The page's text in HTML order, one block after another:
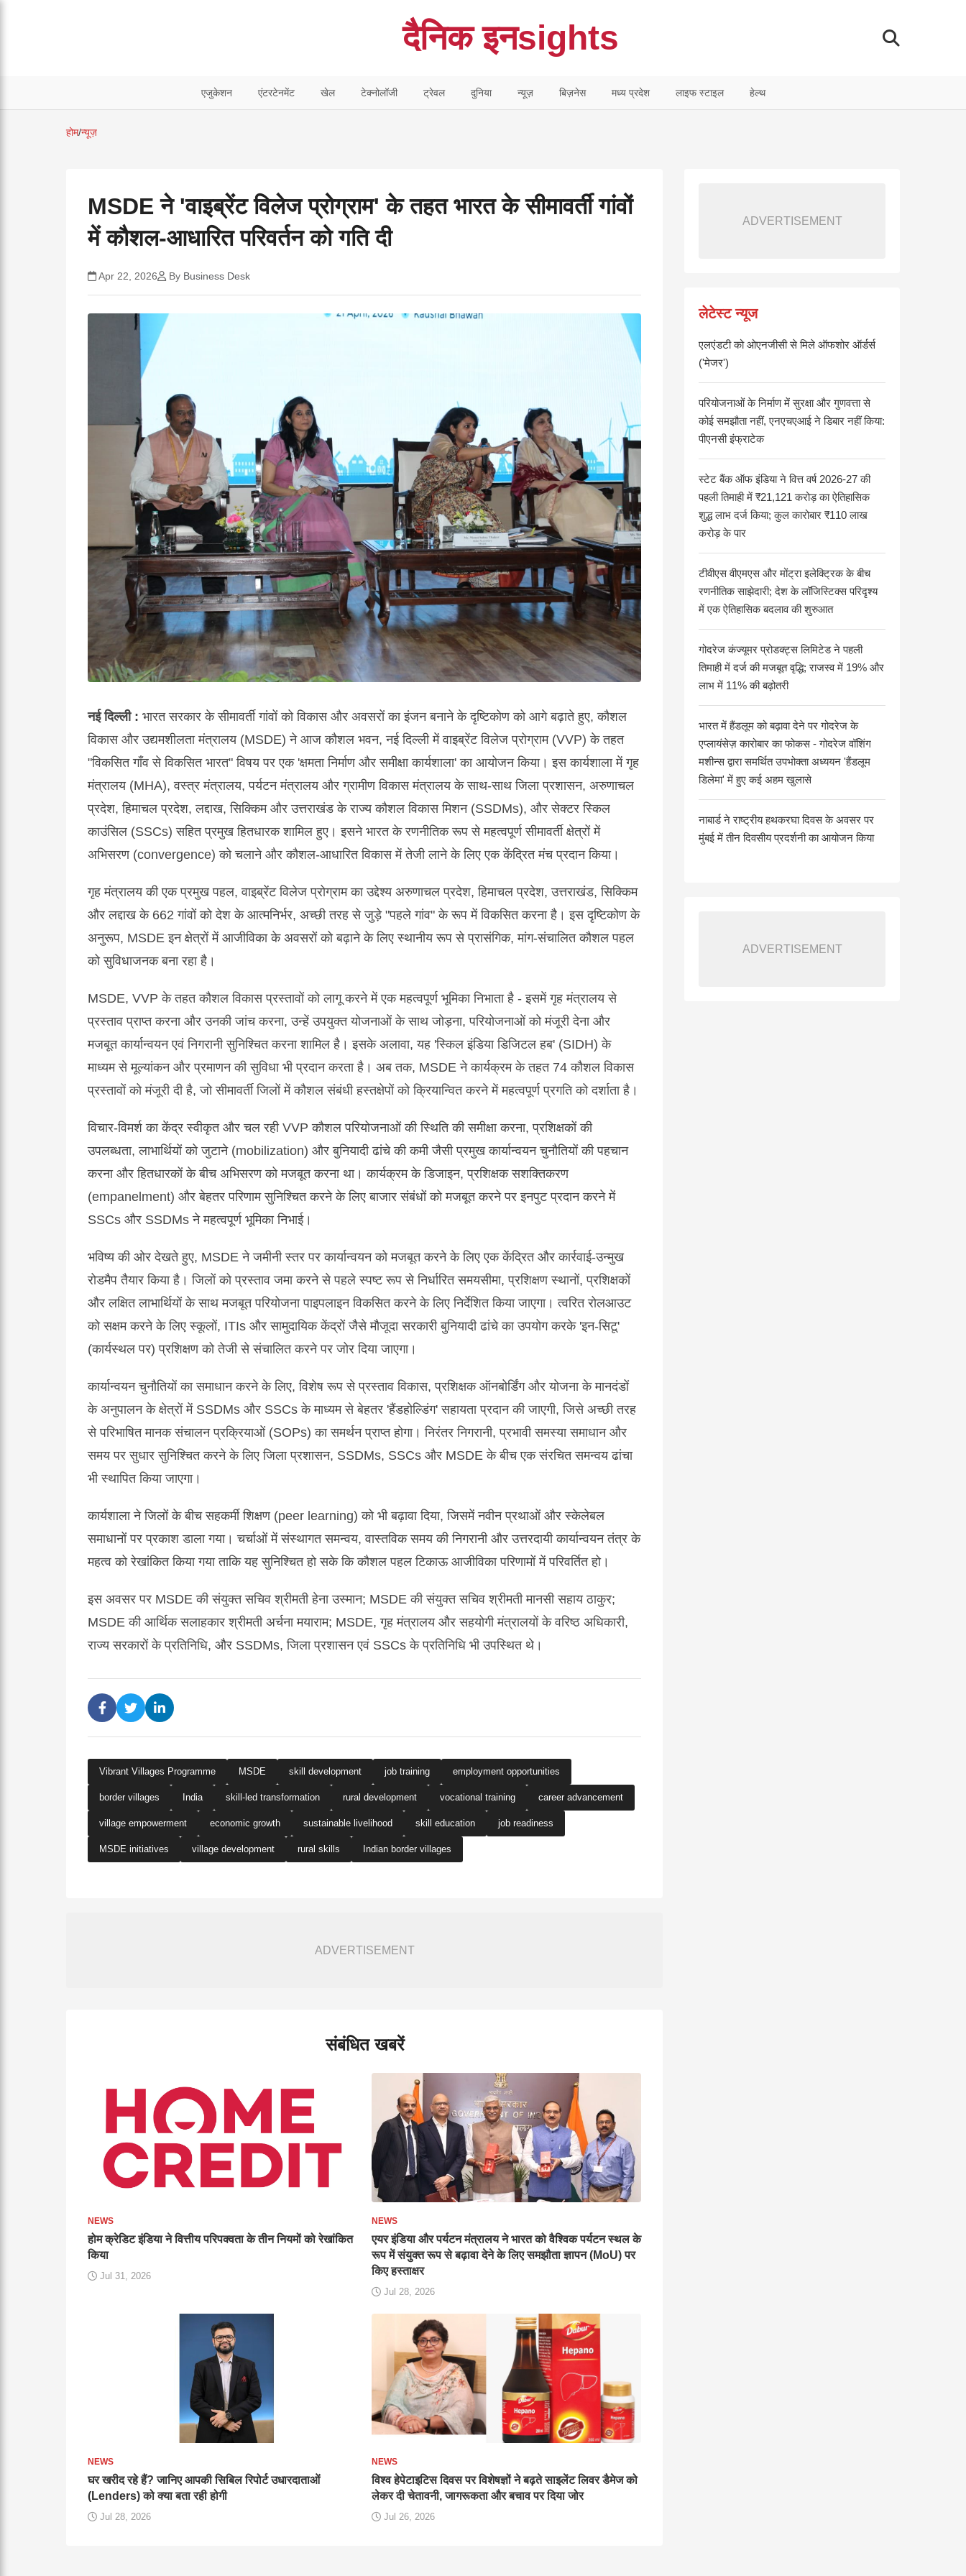
दैनिक इनsights
एजुकेशन एंटरटेनमेंट खेल टेक्नोलॉजी ट्रेवल दुनिया न्यूज़ बिज़नेस मध्य प्रदेश लाइफ स्टाइल हेल्थ
होम/न्यूज़
MSDE ने 'वाइब्रेंट विलेज प्रोग्राम' के तहत भारत के सीमावर्ती गांवों
में कौशल-आधारित परिवर्तन को गति दी
Apr 22, 2026 By Business Desk
नई दिल्ली : भारत सरकार के सीमावर्ती गांवों को विकास और अवसरों का इंजन बनाने के दृष्टिकोण को आगे बढ़ाते हुए, कौशल
विकास और उद्यमशीलता मंत्रालय (MSDE) ने आज कौशल भवन, नई दिल्ली में वाइब्रेंट विलेज प्रोग्राम (VVP) के तहत
"विकसित गाँव से विकसित भारत" विषय पर एक 'क्षमता निर्माण और समीक्षा कार्यशाला' का आयोजन किया। इस कार्यशाला में गृह
मंत्रालय (MHA), वस्त्र मंत्रालय, पर्यटन मंत्रालय और ग्रामीण विकास मंत्रालय के साथ-साथ जिला प्रशासन, अरुणाचल
प्रदेश, हिमाचल प्रदेश, लद्दाख, सिक्किम और उत्तराखंड के राज्य कौशल विकास मिशन (SSDMs), और सेक्टर स्किल
काउंसिल (SSCs) सहित प्रमुख हितधारक शामिल हुए। इसने भारत के रणनीतिक रूप से महत्वपूर्ण सीमावर्ती क्षेत्रों में
अभिसरण (convergence) को चलाने और कौशल-आधारित विकास में तेजी लाने के लिए एक केंद्रित मंच प्रदान किया।
गृह मंत्रालय की एक प्रमुख पहल, वाइब्रेंट विलेज प्रोग्राम का उद्देश्य अरुणाचल प्रदेश, हिमाचल प्रदेश, उत्तराखंड, सिक्किम
और लद्दाख के 662 गांवों को देश के आत्मनिर्भर, अच्छी तरह से जुड़े "पहले गांव" के रूप में विकसित करना है। इस दृष्टिकोण के
अनुरूप, MSDE इन क्षेत्रों में आजीविका के अवसरों को बढ़ाने के लिए स्थानीय रूप से प्रासंगिक, मांग-संचालित कौशल पहल
को सुविधाजनक बना रहा है।
MSDE, VVP के तहत कौशल विकास प्रस्तावों को लागू करने में एक महत्वपूर्ण भूमिका निभाता है - इसमें गृह मंत्रालय से
प्रस्ताव प्राप्त करना और उनकी जांच करना, उन्हें उपयुक्त योजनाओं के साथ जोड़ना, परियोजनाओं को मंजूरी देना और
मजबूत कार्यान्वयन एवं निगरानी सुनिश्चित करना शामिल है। इसके अलावा, यह 'स्किल इंडिया डिजिटल हब' (SIDH) के
माध्यम से मूल्यांकन और प्रमाणन की सुविधा भी प्रदान करता है। अब तक, MSDE ने कार्यक्रम के तहत 74 कौशल विकास
प्रस्तावों को मंजूरी दी है, जो सीमावर्ती जिलों में कौशल संबंधी हस्तक्षेपों को क्रियान्वित करने में महत्वपूर्ण प्रगति को दर्शाता है।
विचार-विमर्श का केंद्र स्वीकृत और चल रही VVP कौशल परियोजनाओं की स्थिति की समीक्षा करना, प्रशिक्षकों की
उपलब्धता, लाभार्थियों को जुटाने (mobilization) और बुनियादी ढांचे की कमी जैसी प्रमुख कार्यान्वयन चुनौतियों की पहचान
करना और हितधारकों के बीच अभिसरण को मजबूत करना था। कार्यक्रम के डिजाइन, प्रशिक्षक सशक्तिकरण
(empanelment) और बेहतर परिणाम सुनिश्चित करने के लिए बाजार संबंधों को मजबूत करने पर इनपुट प्रदान करने में
SSCs और SSDMs ने महत्वपूर्ण भूमिका निभाई।
भविष्य की ओर देखते हुए, MSDE ने जमीनी स्तर पर कार्यान्वयन को मजबूत करने के लिए एक केंद्रित और कार्रवाई-उन्मुख
रोडमैप तैयार किया है। जिलों को प्रस्ताव जमा करने से पहले स्पष्ट रूप से निर्धारित समयसीमा, प्रशिक्षण स्थानों, प्रशिक्षकों
और लक्षित लाभार्थियों के साथ मजबूत परियोजना पाइपलाइन विकसित करने के लिए निर्देशित किया जाएगा। त्वरित रोलआउट
को सक्षम करने के लिए स्कूलों, ITIs और सामुदायिक केंद्रों जैसे मौजूदा सरकारी बुनियादी ढांचे का उपयोग करके 'इन-सिटू'
(कार्यस्थल पर) प्रशिक्षण को तेजी से संचालित करने पर जोर दिया जाएगा।
कार्यान्वयन चुनौतियों का समाधान करने के लिए, विशेष रूप से प्रस्ताव विकास, प्रशिक्षक ऑनबोर्डिंग और योजना के मानदंडों
के अनुपालन के क्षेत्रों में SSDMs और SSCs के माध्यम से बेहतर 'हैंडहोल्डिंग' सहायता प्रदान की जाएगी, जिसे अच्छी तरह
से परिभाषित मानक संचालन प्रक्रियाओं (SOPs) का समर्थन प्राप्त होगा। निरंतर निगरानी, प्रभावी समस्या समाधान और
समय पर सुधार सुनिश्चित करने के लिए जिला प्रशासन, SSDMs, SSCs और MSDE के बीच एक संरचित समन्वय ढांचा
भी स्थापित किया जाएगा।
कार्यशाला ने जिलों के बीच सहकर्मी शिक्षण (peer learning) को भी बढ़ावा दिया, जिसमें नवीन प्रथाओं और स्केलेबल
समाधानों पर प्रकाश डाला गया। चर्चाओं में संस्थागत समन्वय, वास्तविक समय की निगरानी और उत्तरदायी कार्यान्वयन तंत्र के
महत्व को रेखांकित किया गया ताकि यह सुनिश्चित हो सके कि कौशल पहल टिकाऊ आजीविका परिणामों में परिवर्तित हो।
इस अवसर पर MSDE की संयुक्त सचिव श्रीमती हेना उस्मान; MSDE की संयुक्त सचिव श्रीमती मानसी सहाय ठाकुर;
MSDE की आर्थिक सलाहकार श्रीमती अर्चना मयाराम; MSDE, गृह मंत्रालय और सहयोगी मंत्रालयों के वरिष्ठ अधिकारी,
राज्य सरकारों के प्रतिनिधि, और SSDMs, जिला प्रशासन एवं SSCs के प्रतिनिधि भी उपस्थित थे।
Vibrant Villages Programme MSDE skill development job training employment opportunities
border villages India skill-led transformation rural development vocational training career advancement
village empowerment economic growth sustainable livelihood skill education job readiness
MSDE initiatives village development rural skills Indian border villages
ADVERTISEMENT
संबंधित खबरें
NEWS
होम क्रेडिट इंडिया ने वित्तीय परिपक्वता के तीन नियमों को रेखांकित
किया
Jul 31, 2026
NEWS
एयर इंडिया और पर्यटन मंत्रालय ने भारत को वैश्विक पर्यटन स्थल के
रूप में संयुक्त रूप से बढ़ावा देने के लिए समझौता ज्ञापन (MoU) पर
किए हस्ताक्षर
Jul 28, 2026
NEWS
घर खरीद रहे हैं? जानिए आपकी सिबिल रिपोर्ट उधारदाताओं
(Lenders) को क्या बता रही होगी
Jul 28, 2026
NEWS
विश्व हेपेटाइटिस दिवस पर विशेषज्ञों ने बढ़ते साइलेंट लिवर डैमेज को
लेकर दी चेतावनी, जागरूकता और बचाव पर दिया जोर
Jul 26, 2026
ADVERTISEMENT
लेटेस्ट न्यूज
एलएंडटी को ओएनजीसी से मिले ऑफशोर ऑर्डर्स
('मेजर')
परियोजनाओं के निर्माण में सुरक्षा और गुणवत्ता से
कोई समझौता नहीं, एनएचएआई ने डिबार नहीं किया:
पीएनसी इंफ्राटेक
स्टेट बैंक ऑफ इंडिया ने वित्त वर्ष 2026-27 की
पहली तिमाही में ₹21,121 करोड़ का ऐतिहासिक
शुद्ध लाभ दर्ज किया; कुल कारोबार ₹110 लाख
करोड़ के पार
टीवीएस वीएमएस और मोंट्रा इलेक्ट्रिक के बीच
रणनीतिक साझेदारी; देश के लॉजिस्टिक्स परिदृश्य
में एक ऐतिहासिक बदलाव की शुरुआत
गोदरेज कंज्यूमर प्रोडक्ट्स लिमिटेड ने पहली
तिमाही में दर्ज की मजबूत वृद्धि; राजस्व में 19% और
लाभ में 11% की बढ़ोतरी
भारत में हैंडलूम को बढ़ावा देने पर गोदरेज के
एप्लायंसेज़ कारोबार का फोकस - गोदरेज वॉशिंग
मशीन्स द्वारा समर्थित उपभोक्ता अध्ययन 'हैंडलूम
डिलेमा' में हुए कई अहम खुलासे
नाबार्ड ने राष्ट्रीय हथकरघा दिवस के अवसर पर
मुंबई में तीन दिवसीय प्रदर्शनी का आयोजन किया
ADVERTISEMENT